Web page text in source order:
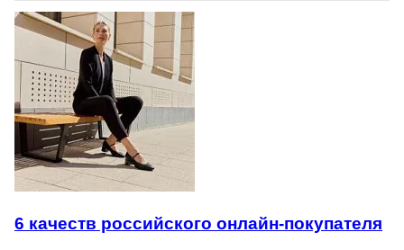
6 качеств российского онлайн-покупателя